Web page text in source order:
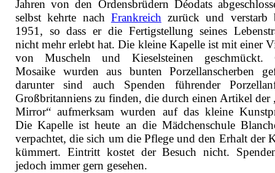
Jahren von den Ordensbrüdern Déodats
selbst kehrte nach Frankreichzurück und verstarb
1951, so dass er die Fertigstellung seines
nicht mehr erlebt hat. Die kleine Kapelle ist mit einer
von Muscheln und Kieselsteinen geschmückt.
Mosaike wurden aus bunten Porzellanscherben
darunter sind auch Spenden führender
Großbritanniens zu finden, die durch einen Artikel der
Mirror“ aufmerksam wurden auf das kleine
Die Kapelle ist heute an die Mädchenschule
verpachtet, die sich um die Pflege und den Erhalt der
kümmert. Eintritt kostet der Besuch nicht.
jedoch immer gern gesehen.